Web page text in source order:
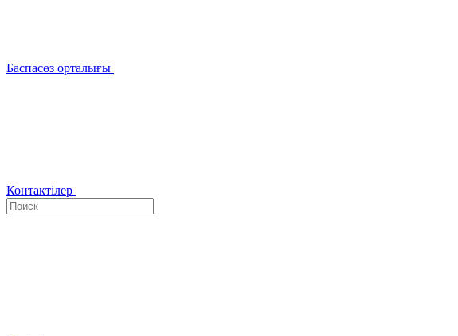
Баспасөз орталығы
Контактілер